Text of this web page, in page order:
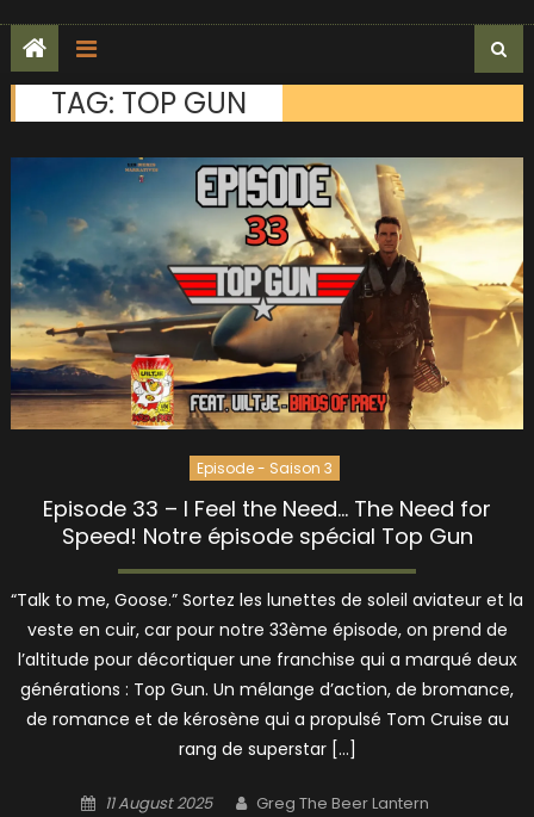
TAG: TOP GUN
Episode - Saison 3
Episode 33 – I Feel the Need… The Need for
Speed! Notre épisode spécial Top Gun
“Talk to me, Goose.” Sortez les lunettes de soleil aviateur et la
veste en cuir, car pour notre 33ème épisode, on prend de
l’altitude pour décortiquer une franchise qui a marqué deux
générations : Top Gun. Un mélange d’action, de bromance,
de romance et de kérosène qui a propulsé Tom Cruise au
rang de superstar […]
Posted
11 August 2025 Author
Greg The Beer Lantern